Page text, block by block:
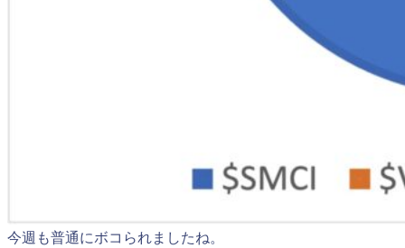
今週も普通にボコられましたね。